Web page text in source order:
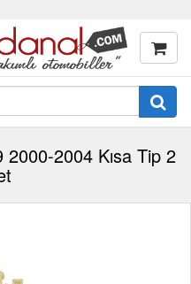
2004 Kısa Tip 2